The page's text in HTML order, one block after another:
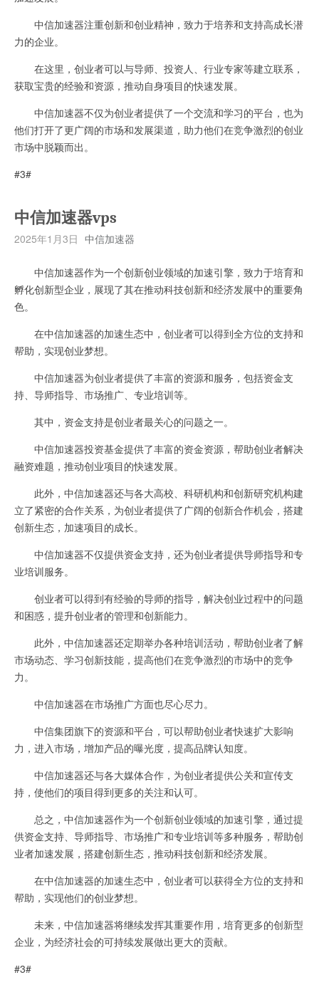
中信加速器注重创新和创业精神，致力于培养和支持高成长潜
力的企业。
在这里，创业者可以与导师、投资人、行业专家等建立联系，
获取宝贵的经验和资源，推动自身项目的快速发展。
中信加速器不仅为创业者提供了一个交流和学习的平台，也为
他们打开了更广阔的市场和发展渠道，助力他们在竞争激烈的创业
市场中脱颖而出。
#3#
中信加速器vps
2025年1月3日 中信加速器
中信加速器作为一个创新创业领域的加速引擎，致力于培育和
孵化创新型企业，展现了其在推动科技创新和经济发展中的重要角
色。
在中信加速器的加速生态中，创业者可以得到全方位的支持和
帮助，实现创业梦想。
中信加速器为创业者提供了丰富的资源和服务，包括资金支
持、导师指导、市场推广、专业培训等。
其中，资金支持是创业者最关心的问题之一。
中信加速器投资基金提供了丰富的资金资源，帮助创业者解决
融资难题，推动创业项目的快速发展。
此外，中信加速器还与各大高校、科研机构和创新研究机构建
立了紧密的合作关系，为创业者提供了广阔的创新合作机会，搭建
创新生态，加速项目的成长。
中信加速器不仅提供资金支持，还为创业者提供导师指导和专
业培训服务。
创业者可以得到有经验的导师的指导，解决创业过程中的问题
和困惑，提升创业者的管理和创新能力。
此外，中信加速器还定期举办各种培训活动，帮助创业者了解
市场动态、学习创新技能，提高他们在竞争激烈的市场中的竞争
力。
中信加速器在市场推广方面也尽心尽力。
中信集团旗下的资源和平台，可以帮助创业者快速扩大影响
力，进入市场，增加产品的曝光度，提高品牌认知度。
中信加速器还与各大媒体合作，为创业者提供公关和宣传支
持，使他们的项目得到更多的关注和认可。
总之，中信加速器作为一个创新创业领域的加速引擎，通过提
供资金支持、导师指导、市场推广和专业培训等多种服务，帮助创
业者加速发展，搭建创新生态，推动科技创新和经济发展。
在中信加速器的加速生态中，创业者可以获得全方位的支持和
帮助，实现他们的创业梦想。
未来，中信加速器将继续发挥其重要作用，培育更多的创新型
企业，为经济社会的可持续发展做出更大的贡献。
#3#